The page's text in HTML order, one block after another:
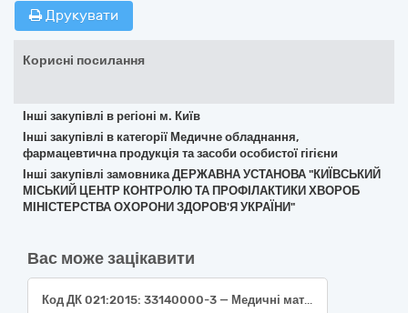
Друкувати
Корисні посилання
Інші закупівлі в регіоні м. Київ
Інші закупівлі в категорії Медичне обладнання,
фармацевтична продукція та засоби особистої гігієни
Інші закупівлі замовника ДЕРЖАВНА УСТАНОВА "КИЇВСЬКИЙ
МІСЬКИЙ ЦЕНТР КОНТРОЛЮ ТА ПРОФІЛАКТИКИ ХВОРОБ
МІНІСТЕРСТВА ОХОРОНИ ЗДОРОВ'Я УКРАЇНИ"
Вас може зацікавити
Код ДК 021:2015: 33140000-3 — Медичні матеріали